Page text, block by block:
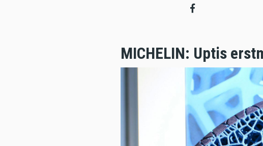
MICHELIN: Uptis